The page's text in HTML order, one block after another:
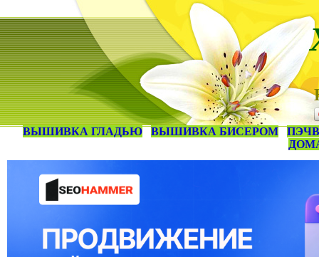
ВЫШИВКА ГЛАДЬЮ ВЫШИВКА БИСЕРОМ